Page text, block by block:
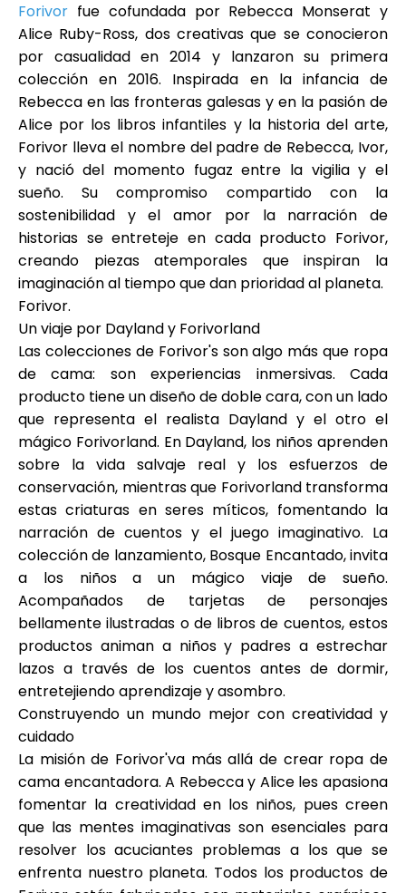
Contáctenos
Ayuda
Mi Cuenta
Obtener financiación
ask@scrambleup.com
+372 712 2955
Forivor fue cofundada por Rebecca Monserat y
Alice Ruby-Ross, dos creativas que se conocieron
por casualidad en 2014 y lanzaron su primera
colección en 2016. Inspirada en la infancia de
Rebecca en las fronteras galesas y en la pasión de
Alice por los libros infantiles y la historia del arte,
Forivor lleva el nombre del padre de Rebecca, Ivor,
y nació del momento fugaz entre la vigilia y el
sueño. Su compromiso compartido con la
sostenibilidad y el amor por la narración de
historias se entreteje en cada producto Forivor,
creando piezas atemporales que inspiran la
imaginación al tiempo que dan prioridad al planeta.
Forivor.
Un viaje por Dayland y Forivorland
Las colecciones de Forivor's son algo más que ropa
de cama: son experiencias inmersivas. Cada
producto tiene un diseño de doble cara, con un lado
que representa el realista Dayland y el otro el
mágico Forivorland. En Dayland, los niños aprenden
sobre la vida salvaje real y los esfuerzos de
conservación, mientras que Forivorland transforma
estas criaturas en seres míticos, fomentando la
narración de cuentos y el juego imaginativo. La
colección de lanzamiento, Bosque Encantado, invita
a los niños a un mágico viaje de sueño.
Acompañados de tarjetas de personajes
bellamente ilustradas o de libros de cuentos, estos
productos animan a niños y padres a estrechar
lazos a través de los cuentos antes de dormir,
entretejiendo aprendizaje y asombro.
Construyendo un mundo mejor con creatividad y
cuidado
La misión de Forivor'va más allá de crear ropa de
cama encantadora. A Rebecca y Alice les apasiona
fomentar la creatividad en los niños, pues creen
que las mentes imaginativas son esenciales para
resolver los acuciantes problemas a los que se
enfrenta nuestro planeta. Todos los productos de